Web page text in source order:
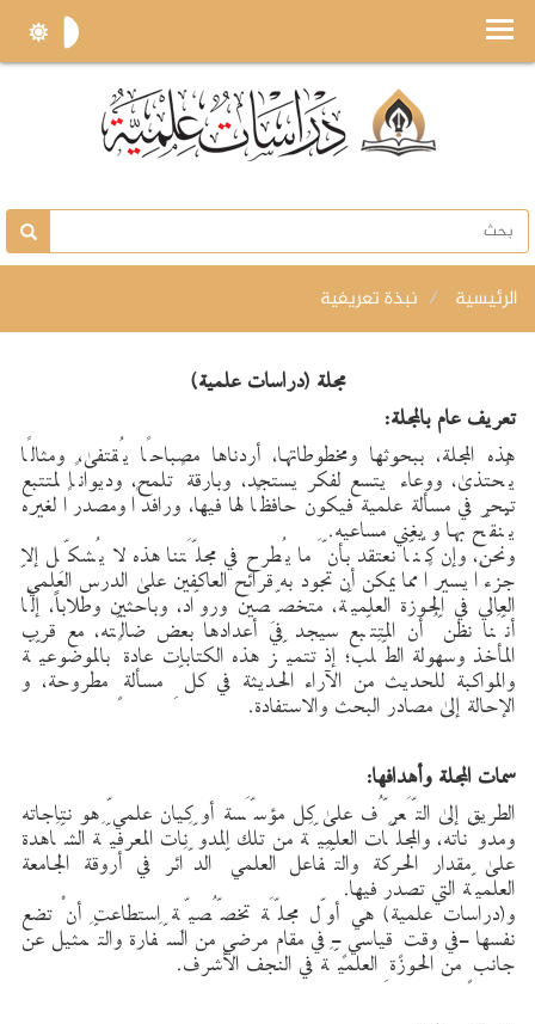
الرئيسية نبذة تعريفية
مجلة (دراسات علمية)
تعريف عام بالمجلة:
هذه المجلة، ببحوثها ومخطوطاتها، أردناها مصباحًا يُقتفى، ومثالًا
يُحتذى، ووعاءً يتسع لفكر يستجد، وبارقةً تلمح، وديوانًا لمتتبع
تبحر في مسألة علمية فيكون حافظًا لها فيها، ورافدًا ومصدرًا لغيره
يُنقّح بها و يغني مساعيه.
ونحن، وإن كُنّا نعتقد بأنَّ ما يُطرح في مجلَّتنا هذه لا يُشكِّل إلا
جزءًا يسيرًا مما يمكن أن تجود به قرائح العاكفين على الدرس العلميّ
العالي في الحوزة العلميّة، متخصِّصين وروّاد، وباحثين وطلاباً، إلّا
أنَّنا نظنُّ أن المتتّبع سيجد في أعدادها بعض ضالّته، مع قرب
المأخذ وسهولة الطَّلب؛ إذ تتميَّز هذه الكتابات عادةً بالموضوعيَّة
والمواكبة للحديث من الآراء الحديثة في كلِّ مسألةٍ مطروحة، و
الإحالة إلى مصادر البحث والاستفادة.
سمات المجلة وأهدافها:
الطريق إلى التَّعرُّف على كل مؤسَّسة أو كيان علميّ هو نتاجاته
ومدوَّناته، والمجلَّات العلميَّة من تلك المدوَّنات المعرفيَّة الشَّاهدة
على مقدار الحركة والتَّفاعل العلميّ الدَّائر في أروقة الجامعة
العلميّة التي تصدر فيها.
و(دراسات علمية) هي أوّل مجلَّة تخصُّصيِّة استطاعت أنْ تضع
نفسها -في وقتٍ قياسيٍ- في مقام مرضي من السَّفارة والتَّمثيل عن
جانبٍ من الحوزةِ العلميَّة في النجف الأشرف.